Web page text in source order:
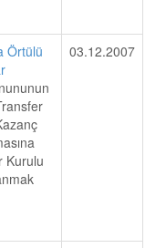
Örtülü
Kurulu
03.12.2007